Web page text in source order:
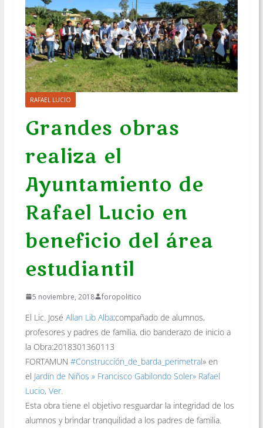
RAFAEL LUCIO
Grandes obras
realiza el
Ayuntamiento de
Rafael Lucio en
beneficio del área
estudiantil
5 noviembre, 2018 foropolitico
El Lic. José Allan Lib Alba;compañado de alumnos,
profesores y padres de familia, dio banderazo de inicio a
la Obra:2018301360113
FORTAMUN #Construcción_de_barda_perimetral» en
el Jardín de Niños » Francisco Gabilondo Soler» Rafael
Lucio, Ver.
Esta obra tiene el objetivo resguardar la integridad de los
alumnos y brindar tranquilidad a los padres de familia.